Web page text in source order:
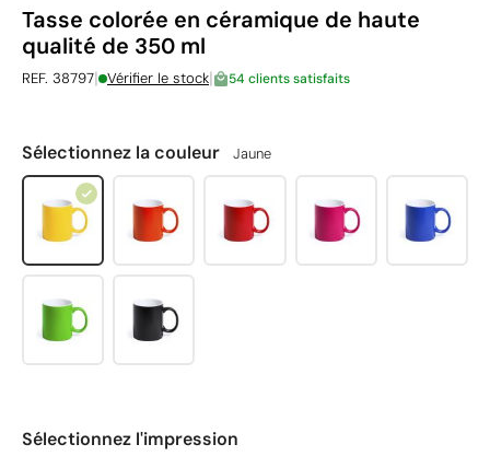
Tasse colorée en céramique de haute
qualité de 350 ml
REF. 38797| Vérifier le stock| 54 clients satisfaits
Sélectionnez la couleur Jaune
Sélectionnez l'impression